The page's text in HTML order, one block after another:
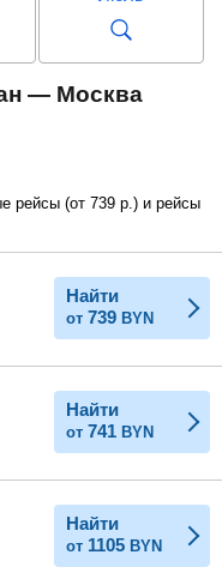
— Москва
рейсы (от 739 р. ) и рейсы
Найти
от 739 BYN
Найти
от 741 BYN
Найти
от 1105 BYN